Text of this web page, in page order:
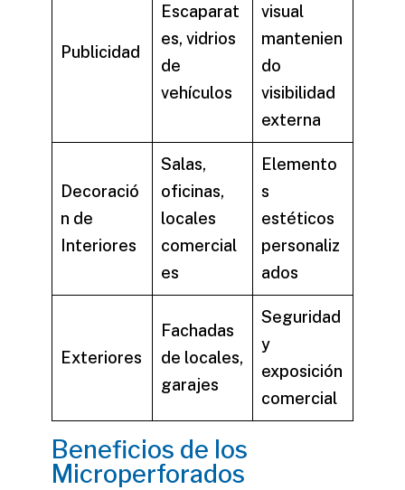
Publicidad
Escaparat
es, vidrios
de
vehículos
visual
mantenien
do
visibilidad
externa
Decoració
n de
Interiores
Salas,
oficinas,
locales
comercial
es
Elemento
s
estéticos
personaliz
ados
Exteriores
Fachadas
de locales,
garajes
Seguridad
y
exposición
comercial
Beneficios de los
Microperforados